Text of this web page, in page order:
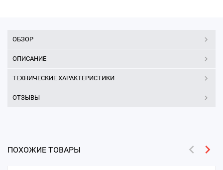
ОБЗОР
ОПИСАНИЕ
ТЕХНИЧЕСКИЕ ХАРАКТЕРИСТИКИ
ОТЗЫВЫ
ПОХОЖИЕ ТОВАРЫ